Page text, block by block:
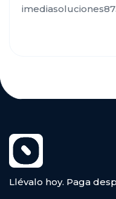
Llévalo hoy. Paga